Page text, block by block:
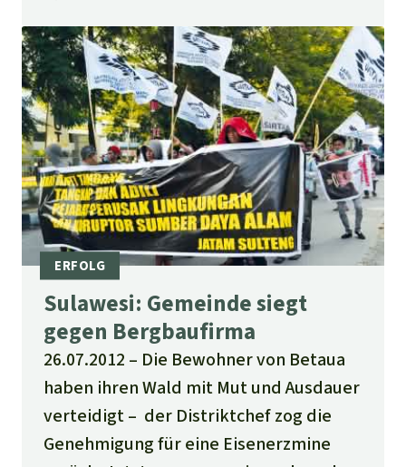
Sulawesi: Gemeinde siegt
gegen Bergbaufirma
26.07.2012
Die Bewohner von Betaua
haben ihren Wald mit Mut und Ausdauer
verteidigt – der Distriktchef zog die
Genehmigung für eine Eisenerz­mine